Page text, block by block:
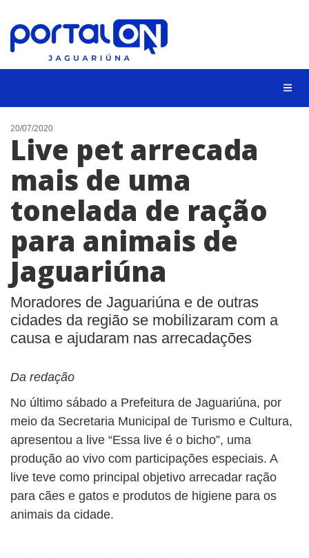
NOTÍCIAS
LISTA DIGITAL
CONTATO
ANUNCIE
20/07/2020
Live pet arrecada
mais de uma
tonelada de ração
para animais de
Jaguariúna
Moradores de Jaguariúna e de outras
cidades da região se mobilizaram com a
causa e ajudaram nas arrecadações
Da redação
No último sábado a Prefeitura de Jaguariúna, por
meio da Secretaria Municipal de Turismo e Cultura,
apresentou a live “Essa live é o bicho”, uma
produção ao vivo com participações especiais. A
live teve como principal objetivo arrecadar ração
para cães e gatos e produtos de higiene para os
animais da cidade.